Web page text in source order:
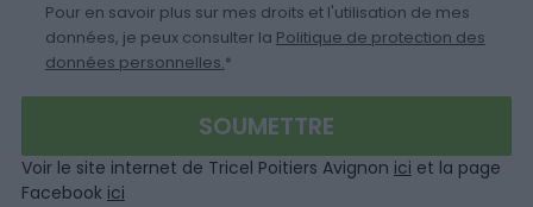
Pour en savoir plus sur mes droits et l'utilisation de mes
données, je peux consulter la Politique de protection des
données personnelles.*
Voir le site internet de Tricel Poitiers Avignon ici et la page
Facebook ici